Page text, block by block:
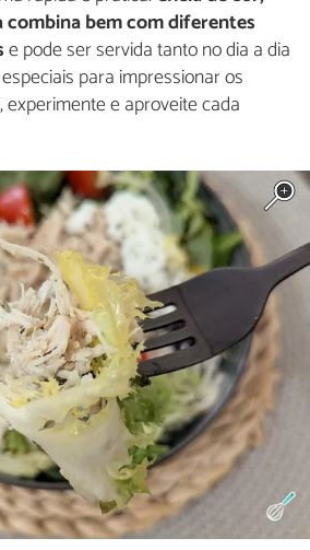
bem com diferentes
e pode ser servida tanto no dia a dia
para impressionar os
experimente e aproveite cada